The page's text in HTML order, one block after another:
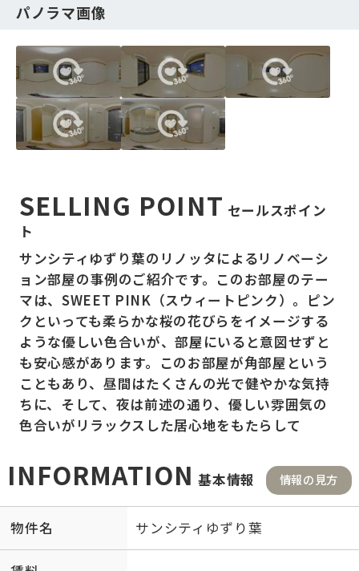
パノラマ画像
SELLING POINT セールスポイン
ト
サンシティゆずり葉のリノッタによるリノベーシ
ョン部屋の事例のご紹介です。このお部屋のテー
マは、SWEET PINK（スウィートピンク）。ピン
クといっても柔らかな桜の花びらをイメージする
ような優しい色合いが、部屋にいると意図せずと
も安心感があります。このお部屋が角部屋という
こともあり、昼間はたくさんの光で健やかな気持
ちに、そして、夜は前述の通り、優しい雰囲気の
色合いがリラックスした居心地をもたらして
INFORMATION 基本情報 情報の見方
物件名 サンシティゆずり葉